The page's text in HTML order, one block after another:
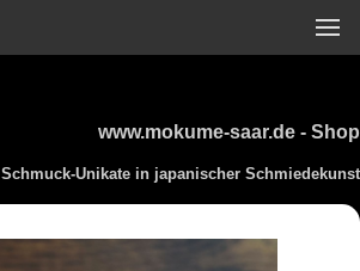
www.mokume-saar.de - Shop
Schmuck-Unikate in japanischer Schmiedekunst